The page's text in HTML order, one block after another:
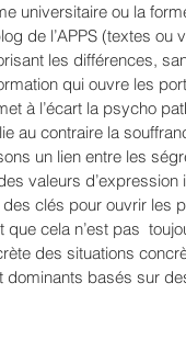
universitaire ou la
de l’APPS (textes
les différences,
qui ouvre les
à l’écart la psycho
au contraire la
un lien entre les
valeurs
clés pour ouvrir les
cela n’est pas
des situations
dominants basés sur